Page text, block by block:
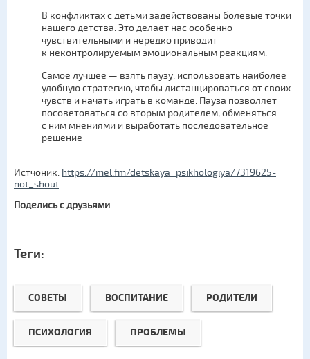
В конфликтах с детьми задействованы болевые точки
нашего детства. Это делает нас особенно
чувствительными и нередко приводит
к неконтролируемым эмоциональным реакциям.
Самое лучшее — взять паузу: использовать наиболее
удобную стратегию, чтобы дистанцироваться от своих
чувств и начать играть в команде. Пауза позволяет
посоветоваться со вторым родителем, обменяться
с ним мнениями и выработать последовательное
решение
Истчоник: https://mel.fm/detskaya_psikhologiya/7319625-
not_shout
Поделись с друзьями
Теги:
СОВЕТЫ ВОСПИТАНИЕ РОДИТЕЛИ
ПСИХОЛОГИЯ ПРОБЛЕМЫ